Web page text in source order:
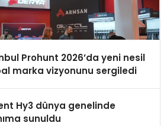
Prohunt 2026’da yeni nesil
marka vizyonunu sergiledi
Hy3 dünya genelinde
sunuldu